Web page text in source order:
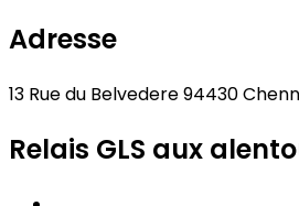
Adresse
13 Rue du Belvedere 94430
Relais GLS aux